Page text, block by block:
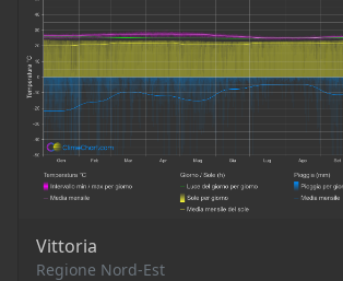
Vittoria
Regione Nord-Est